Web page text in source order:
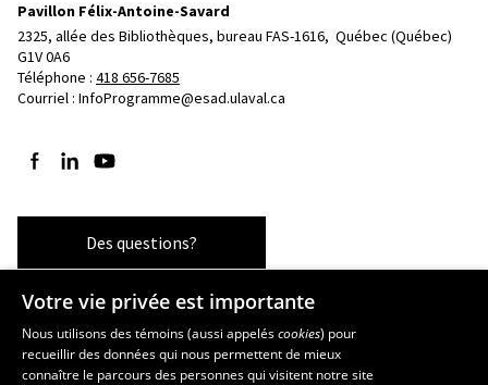
Pavillon Félix-Antoine-Savard
2325, allée des Bibliothèques, bureau FAS-1616, Québec (Québec)
G1V 0A6
Téléphone : 418 656-7685
Courriel : InfoProgramme@esad.ulaval.ca
Suivez-nous sur Facebook
Suivez-nous sur LinkedIn
Suivez-nous sur YouTube
Des questions?
Les écoles et la recherche
École supérieure d’aménagement du territoire et de développement
Votre vie privée est importante
Nous utilisons des témoins (aussi appeléscookies) pour
recueillir des données qui nous permettent de mieux
connaître le parcours des personnes qui visitent notre site